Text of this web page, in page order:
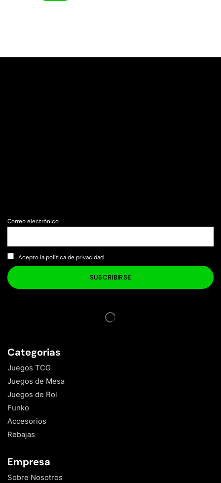
Correo electrónico
Acepto la política de privacidad
Categorias
Juegos TCG
Juegos de Mesa
Juegos de Rol
Funko
Accesorios
Rebajas
Empresa
Sobre Nosotros